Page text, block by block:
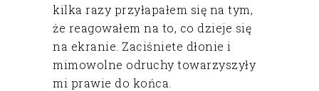
kilka razy przyłapałem się na tym,
że reagowałem na to, co dzieje się
na ekranie. Zaciśniete dłonie i
mimowolne odruchy towarzyszyły
mi prawie do końca.